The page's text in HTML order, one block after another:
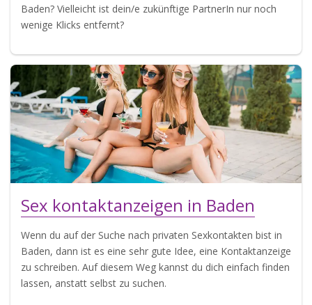
Baden? Vielleicht ist dein/e zukünftige PartnerIn nur noch
wenige Klicks entfernt?
Sex kontaktanzeigen in Baden
Wenn du auf der Suche nach privaten Sexkontakten bist in
Baden, dann ist es eine sehr gute Idee, eine Kontaktanzeige
zu schreiben. Auf diesem Weg kannst du dich einfach finden
lassen, anstatt selbst zu suchen.